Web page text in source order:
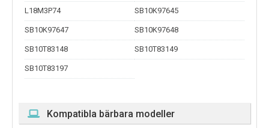
L18M3P74 SB10K97645
SB10K97647 SB10K97648
SB10T83148 SB10T83149
SB10T83197
Kompatibla bärbara modeller